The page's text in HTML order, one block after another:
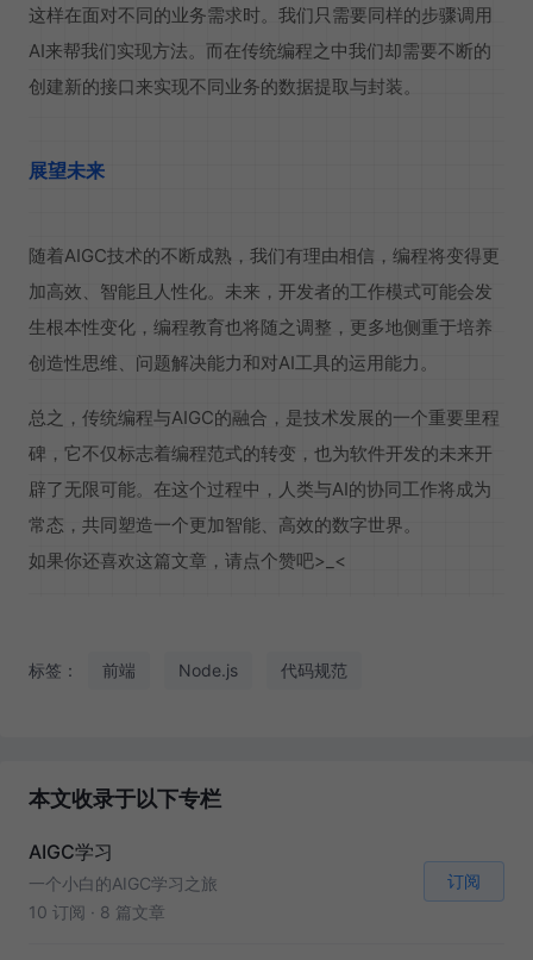
这样在面对不同的业务需求时。我们只需要同样的步骤调用
AI来帮我们实现方法。而在传统编程之中我们却需要不断的
创建新的接口来实现不同业务的数据提取与封装。
展望未来
随着AIGC技术的不断成熟，我们有理由相信，编程将变得更
加高效、智能且人性化。未来，开发者的工作模式可能会发
生根本性变化，编程教育也将随之调整，更多地侧重于培养
创造性思维、问题解决能力和对AI工具的运用能力。
总之，传统编程与AIGC的融合，是技术发展的一个重要里程
碑，它不仅标志着编程范式的转变，也为软件开发的未来开
辟了无限可能。在这个过程中，人类与AI的协同工作将成为
常态，共同塑造一个更加智能、高效的数字世界。
如果你还喜欢这篇文章，请点个赞吧>_<
标签： 前端 Node.js 代码规范
本文收录于以下专栏
AIGC学习
一个小白的AIGC学习之旅
10 订阅 · 8 篇文章
订阅